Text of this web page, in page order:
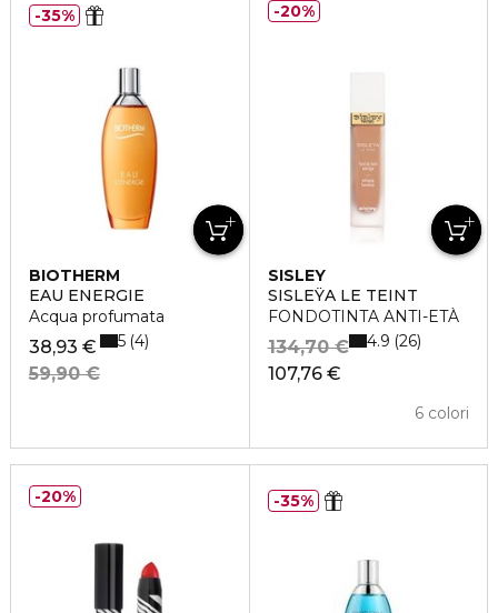
BIOTHERM
EAU ENERGIE
Acqua profumata
38,93 €
59,90 €
5 4
35%
SISLEY
SISLEŸA LE TEINT
FONDOTINTA ANTI-ETÀ
107,76 €
134,70 €
6 colori
4.9 26
20%
20% 35%